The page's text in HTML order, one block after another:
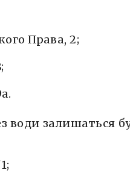
Права, 2;
води залишаться